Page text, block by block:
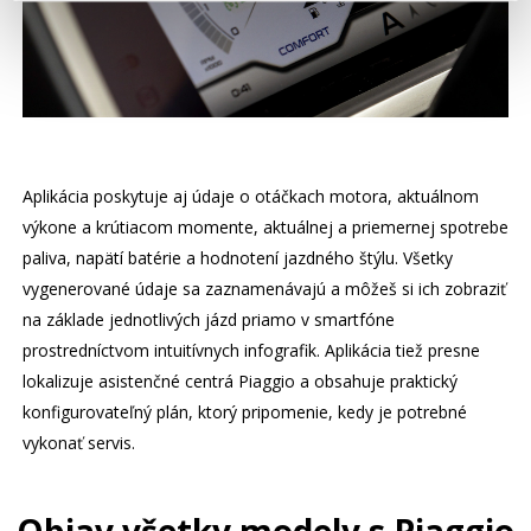
Aplikácia poskytuje aj údaje o otáčkach motora, aktuálnom
výkone a krútiacom momente, aktuálnej a priemernej spotrebe
paliva, napätí batérie a hodnotení jazdného štýlu. Všetky
vygenerované údaje sa zaznamenávajú a môžeš si ich zobraziť
na základe jednotlivých jázd priamo v smartfóne
prostredníctvom intuitívnych infografik. Aplikácia tiež presne
lokalizuje asistenčné centrá Piaggio a obsahuje praktický
konfigurovateľný plán, ktorý pripomenie, kedy je potrebné
vykonať servis.